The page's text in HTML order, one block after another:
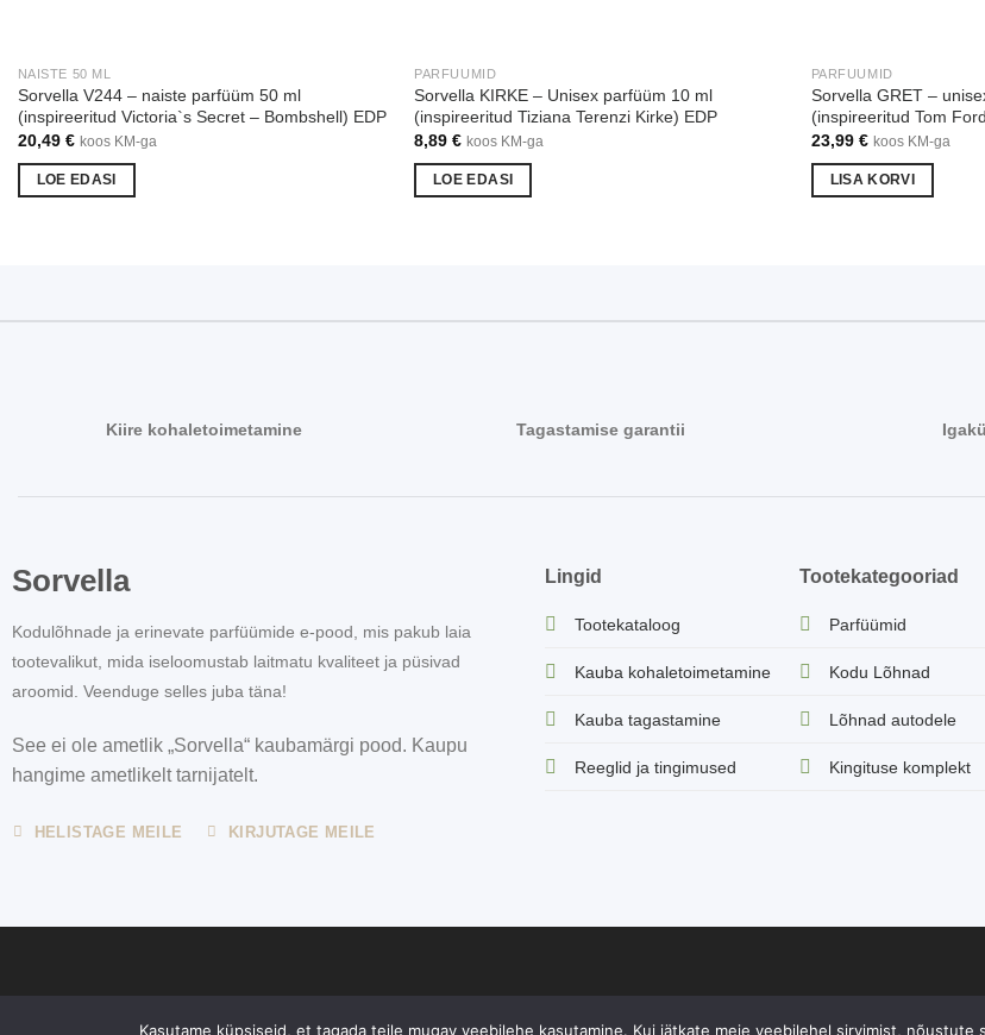
NAISTE 50 ML
Sorvella V244 – naiste parfüüm 50 ml
(inspireeritud Victoria`s Secret – Bombshell) EDP
20,49 € koos KM-ga
LOE EDASI
PARFUUMID
Sorvella KIRKE – Unisex parfüüm 10 ml
(inspireeritud Tiziana Terenzi Kirke) EDP
8,89€ koos KM-ga
LOE EDASI
PARFUUMID
Sorvella GRET –
(inspireeritud Tom
23,99 € koos KM-ga
LISA KORVI
Kiire kohaletoimetamine Tagastamise garantii
Sorvella
Kodulõhnade ja erinevate parfüümide e-pood, mis pakub laia
tootevalikut, mida iseloomustab laitmatu kvaliteet ja püsivad
aroomid. Veenduge selles juba täna!
See ei ole ametlik „Sorvella“ kaubamärgi pood. Kaupu
hangime ametlikelt tarnijatelt.
HELISTAGE MEILE KIRJUTAGE MEILE
Lingid
Tootekataloog
Kauba kohaletoimetamine
Kauba tagastamine
Reeglid ja tingimused
Tootekategooriad
Parfüümid
Kodu Lõhnad
Lõhnad autodele
Kingituse komplekt
Sorvella.ee veebisaidi sisu, sealhulgas tootekirjeldused ja muu teave, on kaitstud autoriõigustega. Igasugune sisu kopeerimine
Kasutame küpsiseid, et tagada teile mugav veebilehe kasutamine. Kui jätkate meie veebilehel sirvimist, nõustute